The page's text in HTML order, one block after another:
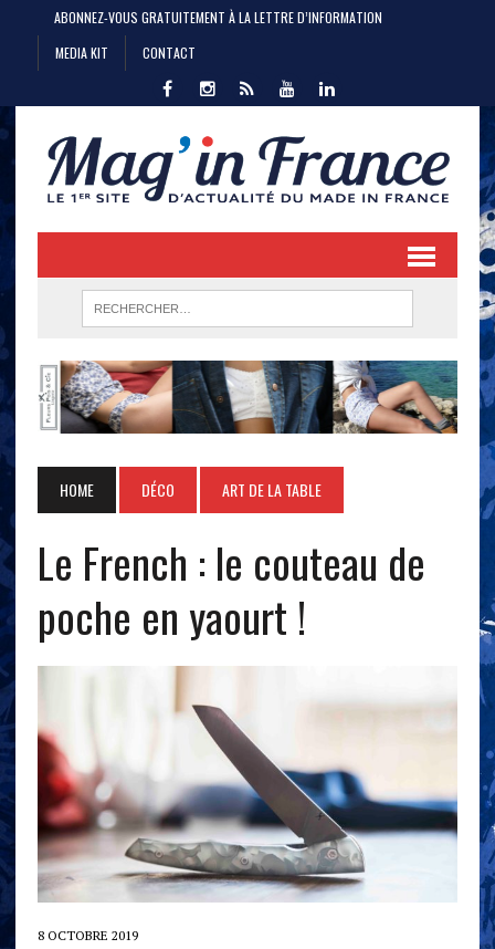
ABONNEZ-VOUS GRATUITEMENT À LA LETTRE D’INFORMATION
MEDIA KIT
CONTACT
HOME DÉCO ART DE LA TABLE
Le French : le couteau de
poche en yaourt !
8 OCTOBRE 2019